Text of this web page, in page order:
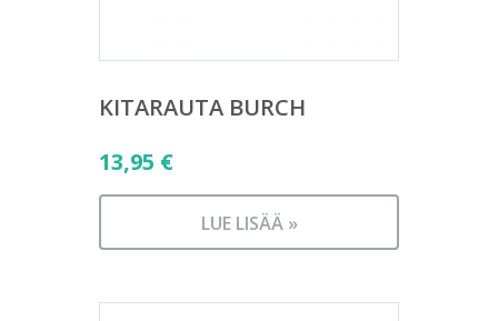
KITARAUTA BURCH
13,95 €
LUE LISÄÄ »